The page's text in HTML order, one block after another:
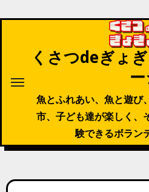
くさつdeぎょ
魚とふれあい、魚と遊び
市、子ども達が楽しく、
験できるボラン